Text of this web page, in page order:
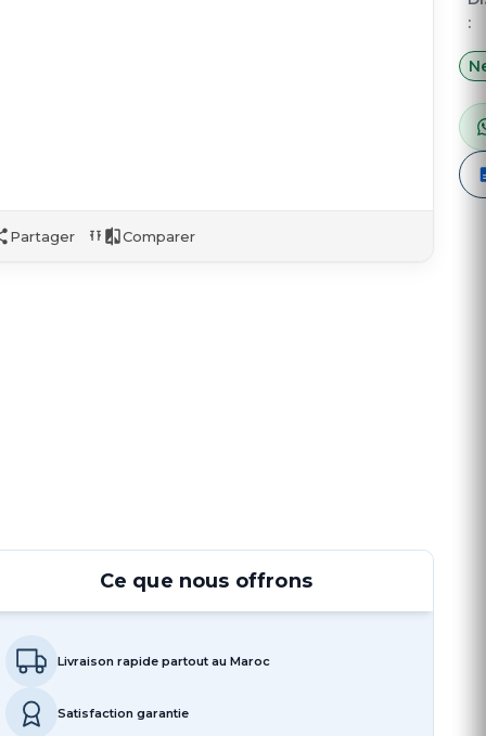
:
Partager Comparer
Ce que nous offrons
Livraison rapide partout au Maroc
Satisfaction garantie